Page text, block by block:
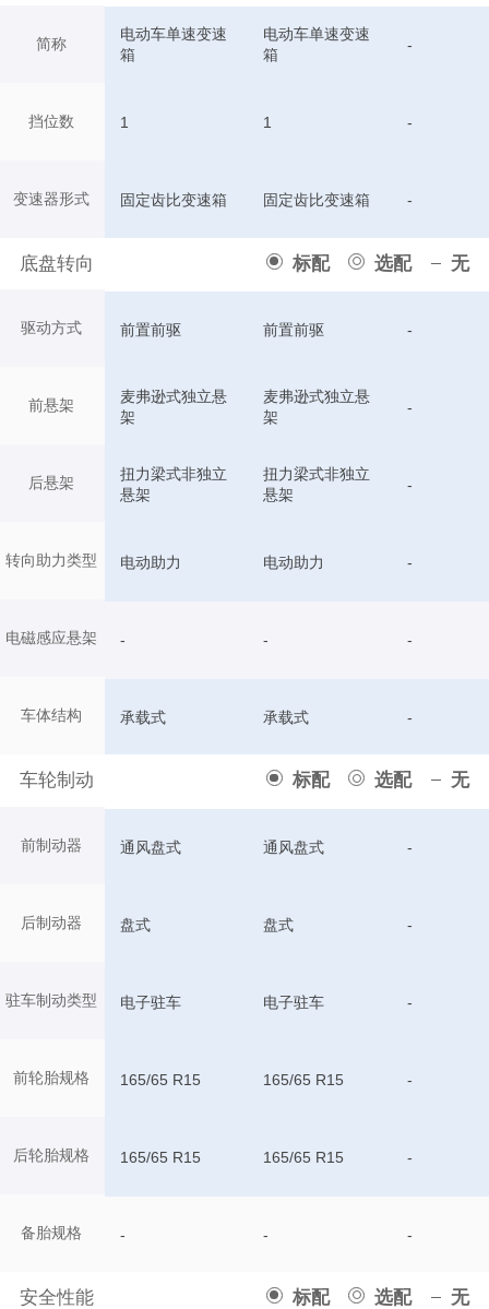
简称
挡位数
变速器形式
底盘转向 标配 选配 无
驱动方式
前悬架
后悬架
转向助力类型
电磁感应悬架
车体结构
车轮制动 标配 选配 无
前制动器
后制动器
驻车制动类型
前轮胎规格
后轮胎规格
备胎规格
安全性能 标配 选配 无
电动车单速变速
箱
电动车单速变速
箱
-
1 1 -
固定齿比变速箱 固定齿比变速箱 -
前置前驱 前置前驱 -
麦弗逊式独立悬
架
麦弗逊式独立悬
架
-
扭力梁式非独立
悬架
扭力梁式非独立
悬架
-
电动助力 电动助力 -
- - -
承载式 承载式 -
通风盘式 通风盘式 -
盘式 盘式 -
电子驻车 电子驻车 -
165/65 R15 165/65 R15 -
165/65 R15 165/65 R15 -
- - -